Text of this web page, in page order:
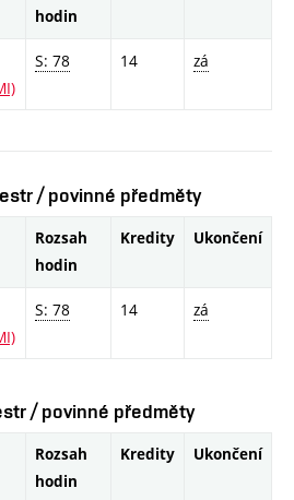
hodin
S: 78 14 zá
/ povinné předměty
Rozsah
hodin
Kredity Ukončení
S: 78 14 zá
/ povinné předměty
Rozsah
hodin
Kredity Ukončení